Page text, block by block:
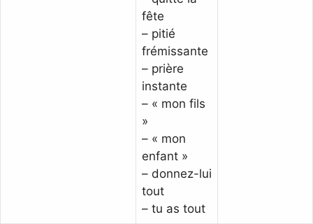
fête
– pitié
frémissante
– prière
instante
– « mon fils
»
– « mon
enfant »
– donnez-lui
tout
– tu as tout